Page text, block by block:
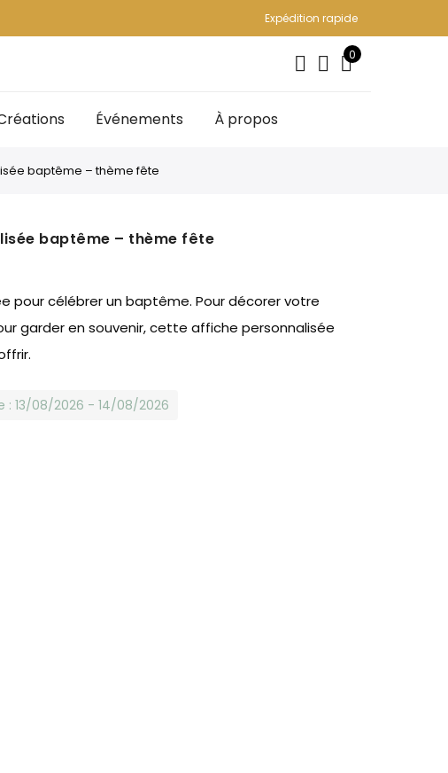
Expédition rapide
0
Événements À propos
baptême – thème fête
baptême – thème fête
pour célébrer un baptême. Pour décorer votre
garder en souvenir, cette affiche personnalisée
: 13/08/2026 - 14/08/2026